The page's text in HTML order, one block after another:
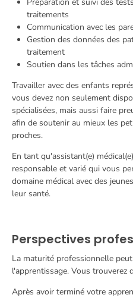
traitements
Communication avec les
Gestion des données des
traitement
Soutien dans les tâches
Travailler avec des enfants
vous devez non seulement
spécialisées, mais aussi faire
afin de soutenir au mieux les
proches.
En tant qu'assistant(e)
responsable et varié qui vous
domaine médical avec des
leur santé.
Perspectives
La maturité professionnelle
l'apprentissage. Vous trouverez
Après avoir terminé votre